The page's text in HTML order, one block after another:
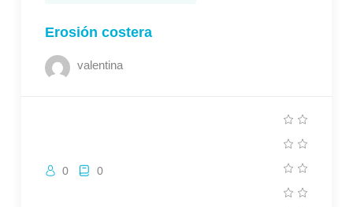
Erosión costera
valentina
0 0